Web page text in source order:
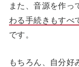
また、音源を作っ
わる手続きもすべ
です。
もちろん、自分好